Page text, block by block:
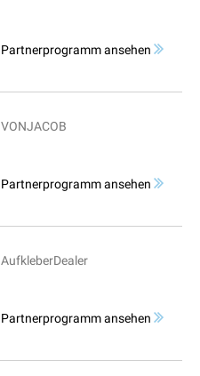
Partnerprogramm ansehen
VONJACOB
Partnerprogramm ansehen
AufkleberDealer
Partnerprogramm ansehen